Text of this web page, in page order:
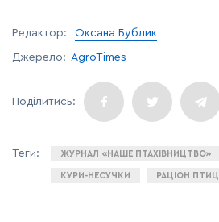
Редактор: Оксана Бублик
Джерело: AgroTimes
ЖУРНАЛ «НАШЕ ПТАХІВНИЦТВО»
КУРИ-НЕСУЧКИ РАЦІОН ПТИЦІ